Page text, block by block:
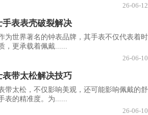
26-06-12
手表表壳破裂解决
为世界著名的钟表品牌，其手表不仅代表着时
，更承载着佩戴......
26-06-10
表带太松解决技巧
带太松，不仅影响美观，还可能影响佩戴的舒
表的精准度。为......
26-06-10